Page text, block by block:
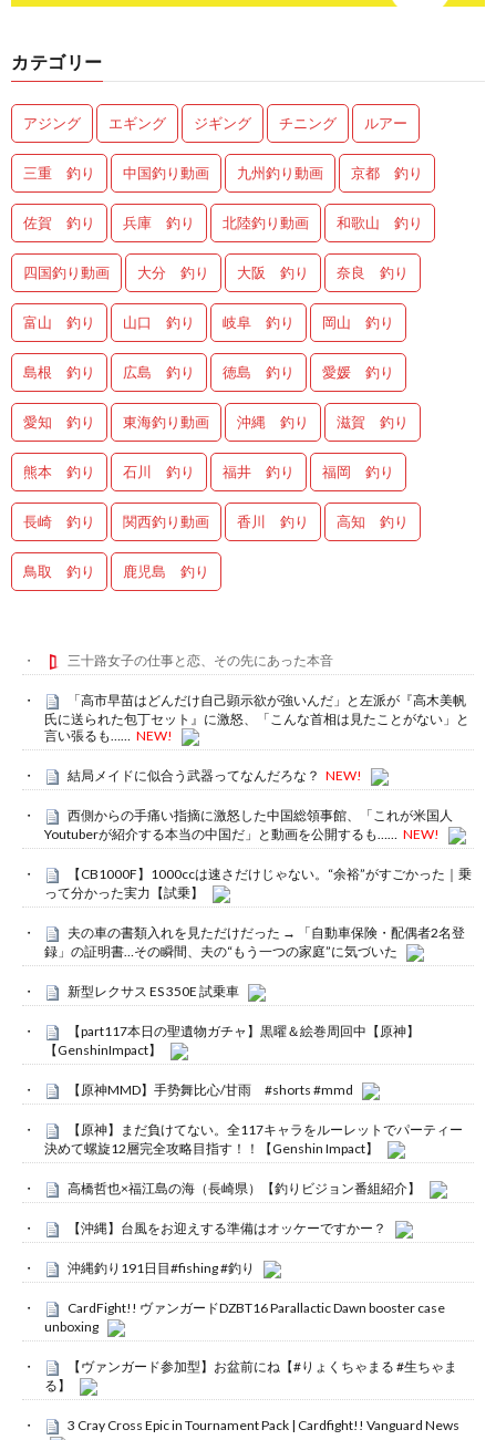
カテゴリー
アジング エギング ジギング チニング ルアー
三重 釣り 中国釣り動画 九州釣り動画 京都 釣り
佐賀 釣り 兵庫 釣り 北陸釣り動画 和歌山 釣り
四国釣り動画 大分 釣り 大阪 釣り 奈良 釣り
富山 釣り 山口 釣り 岐阜 釣り 岡山 釣り
島根 釣り 広島 釣り 徳島 釣り 愛媛 釣り
愛知 釣り 東海釣り動画 沖縄 釣り 滋賀 釣り
熊本 釣り 石川 釣り 福井 釣り 福岡 釣り
長崎 釣り 関西釣り動画 香川 釣り 高知 釣り
鳥取 釣り 鹿児島 釣り
三十路女子の仕事と恋、その先にあった本音
「高市早苗はどんだけ自己顕示欲が強いんだ」と左派が『高木美帆
氏に送られた包丁セット』に激怒、「こんな首相は見たことがない」と
言い張るも…… NEW!
結局メイドに似合う武器ってなんだろな？ NEW!
西側からの手痛い指摘に激怒した中国総領事館、「これが米国人
Youtuberが紹介する本当の中国だ」と動画を公開するも…… NEW!
【CB1000F】1000ccは速さだけじゃない。“余裕”がすごかった｜乗
って分かった実力【試乗】
夫の車の書類入れを見ただけだった → 「自動車保険・配偶者2名登
録」の証明書…その瞬間、夫の“もう一つの家庭”に気づいた
新型レクサス ES 350E 試乗車
【part117本日の聖遺物ガチャ】黒曜＆絵巻周回中【原神】
【GenshinImpact】
【原神MMD】手势舞比心/甘雨 #shorts #mmd
【原神】まだ負けてない。全117キャラをルーレットでパーティー
決めて螺旋12層完全攻略目指す！！【Genshin Impact】
高橋哲也×福江島の海（長崎県）【釣りビジョン番組紹介】
【沖縄】台風をお迎えする準備はオッケーですかー？
沖縄釣り191日目#fishing #釣り
CardFight!! ヴァンガードDZBT16 Parallactic Dawn booster case
unboxing
【ヴァンガード参加型】お盆前にね【#りょくちゃまる #生ちゃま
る】
3 Cray Cross Epic in Tournament Pack | Cardfight!! Vanguard News